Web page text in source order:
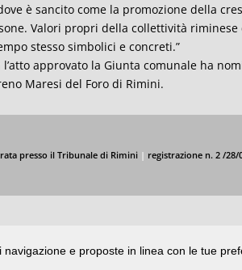
è sancito come la promozione della
Valori propri della collettività
stesso simbolici e concreti.”
l’atto approvato la Giunta comunale ha
Maresi del Foro di Rimini.
presso il Tribunale di Rimini | registrazione n. 2 /28/
e proposte in linea con le tue